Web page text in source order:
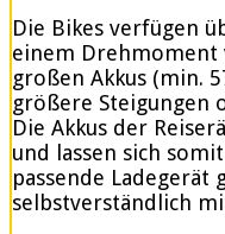
Die Bikes verfügen
einem Drehmoment
großen Akkus (min.
größere Steigungen
Die Akkus der
und lassen sich
passende Ladegerät
selbstverständlich